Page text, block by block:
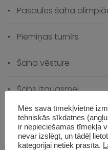
Pasaules šaha
Piemiņas turnīrs
Šaha vēsture
Šahs izaugsmei
Skolas čempionāts
Skolas vēsture
Mēs savā tīmekļvietnē
tehniskās sīkdatnes
ir nepieciešamas tīmekļa
nevar izslēgt, un tādēļ
kategorijai netiek prasīta.